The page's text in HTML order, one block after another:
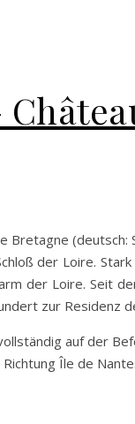
Bretagne
der Loire.
der Loire. Seit
zur Residenz
auf der
Île de